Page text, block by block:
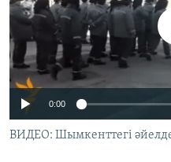
Русский
ЖАЗЫЛЫҢЫЗ
Басқа тілдерде
No media
0:00
ВИДЕО: Шымкенттегі